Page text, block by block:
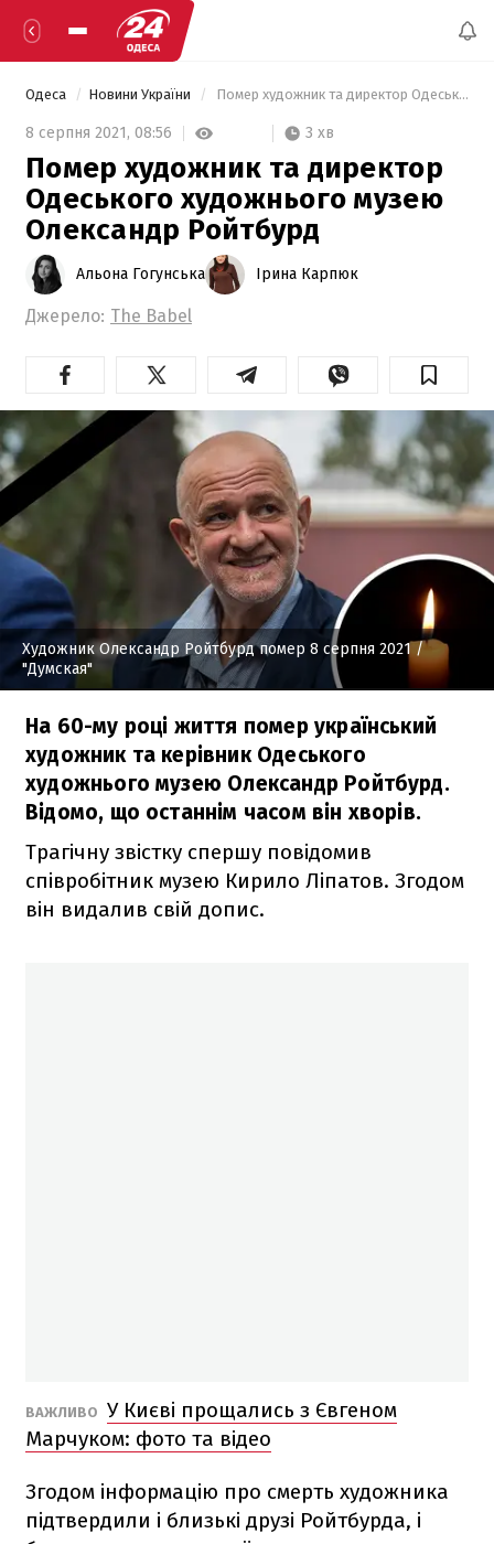
Одеса Новини України Помер художник та директор Одеського художнього музею Олександр Ройтбурд
8 серпня 2021, 08:56 3 хв
Помер художник та директор
Одеського художнього музею
Олександр Ройтбурд
Альона Гогунська Ірина Карпюк
Джерело: The Babel
Художник Олександр Ройтбурд помер 8 серпня 2021/
"Думская"
На 60-му році життя помер український
художник та керівник Одеського
художнього музею Олександр Ройтбурд.
Відомо, що останнім часом він хворів.
Трагічну звістку спершу повідомив
співробітник музею Кирило Ліпатов. Згодом
він видалив свій допис.
ВАЖЛИВО У Києві прощались з Євгеном
Марчуком: фото та відео
Згодом інформацію про смерть художника
підтвердили і близькі друзі Ройтбурда, і